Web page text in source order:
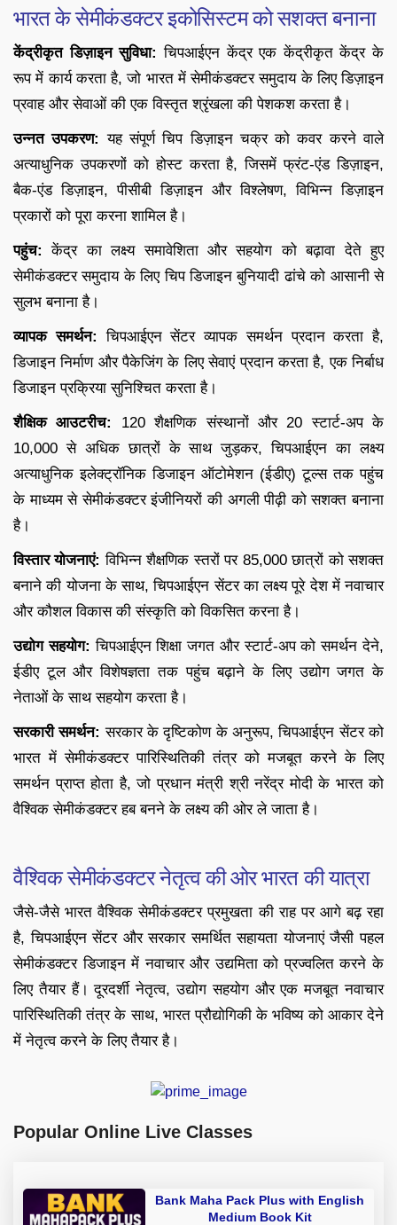
भारत के सेमीकंडक्टर इकोसिस्टम को सशक्त बनाना
केंद्रीकृत डिज़ाइन सुविधा: चिपआईएन केंद्र एक केंद्रीकृत केंद्र के
रूप में कार्य करता है, जो भारत में सेमीकंडक्टर समुदाय के लिए डिज़ाइन
प्रवाह और सेवाओं की एक विस्तृत श्रृंखला की पेशकश करता है।
उन्नत उपकरण: यह संपूर्ण चिप डिज़ाइन चक्र को कवर करने वाले
अत्याधुनिक उपकरणों को होस्ट करता है, जिसमें फ्रंट-एंड डिज़ाइन,
बैक-एंड डिज़ाइन, पीसीबी डिज़ाइन और विश्लेषण, विभिन्न डिज़ाइन
प्रकारों को पूरा करना शामिल है।
पहुंच: केंद्र का लक्ष्य समावेशिता और सहयोग को बढ़ावा देते हुए
सेमीकंडक्टर समुदाय के लिए चिप डिजाइन बुनियादी ढांचे को आसानी से
सुलभ बनाना है।
व्यापक समर्थन: चिपआईएन सेंटर व्यापक समर्थन प्रदान करता है,
डिजाइन निर्माण और पैकेजिंग के लिए सेवाएं प्रदान करता है, एक निर्बाध
डिजाइन प्रक्रिया सुनिश्चित करता है।
शैक्षिक आउटरीच:
120 शैक्षणिक संस्थानों और 20 स्टार्ट-अप के
10,000 से अधिक छात्रों के साथ जुड़कर, चिपआईएन का लक्ष्य
अत्याधुनिक इलेक्ट्रॉनिक डिजाइन ऑटोमेशन (ईडीए) टूल्स तक पहुंच
के माध्यम से सेमीकंडक्टर इंजीनियरों की अगली पीढ़ी को सशक्त बनाना
है।
विस्तार योजनाएं: विभिन्न शैक्षणिक स्तरों पर 85,000 छात्रों को सशक्त
बनाने की योजना के साथ, चिपआईएन सेंटर का लक्ष्य पूरे देश में नवाचार
और कौशल विकास की संस्कृति को विकसित करना है।
उद्योग सहयोग: चिपआईएन शिक्षा जगत और स्टार्ट-अप को समर्थन देने,
ईडीए टूल और विशेषज्ञता तक पहुंच बढ़ाने के लिए उद्योग जगत के
नेताओं के साथ सहयोग करता है।
सरकारी समर्थन: सरकार के दृष्टिकोण के अनुरूप, चिपआईएन सेंटर को
भारत में सेमीकंडक्टर पारिस्थितिकी तंत्र को मजबूत करने के लिए
समर्थन प्राप्त होता है, जो प्रधान मंत्री श्री नरेंद्र मोदी के भारत को
वैश्विक सेमीकंडक्टर हब बनने के लक्ष्य की ओर ले जाता है।
वैश्विक सेमीकंडक्टर नेतृत्व की ओर भारत की यात्रा
जैसे-जैसे भारत वैश्विक सेमीकंडक्टर प्रमुखता की राह पर आगे बढ़ रहा
है, चिपआईएन सेंटर और सरकार समर्थित सहायता योजनाएं जैसी पहल
सेमीकंडक्टर डिजाइन में नवाचार और उद्यमिता को प्रज्वलित करने के
लिए तैयार हैं। दूरदर्शी नेतृत्व, उद्योग सहयोग और एक मजबूत नवाचार
पारिस्थितिकी तंत्र के साथ, भारत प्रौद्योगिकी के भविष्य को आकार देने
में नेतृत्व करने के लिए तैयार है।
Popular Online Live Classes
Bank Maha Pack Plus with English
Medium Book Kit